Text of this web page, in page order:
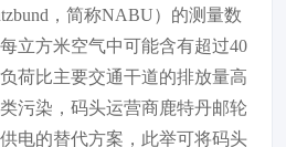
，简称NABU）的测量数
立方米空气中可能含有超过40
荷比主要交通干道的排放量高
污染，码头运营商鹿特丹邮轮
电的替代方案，此举可将码头